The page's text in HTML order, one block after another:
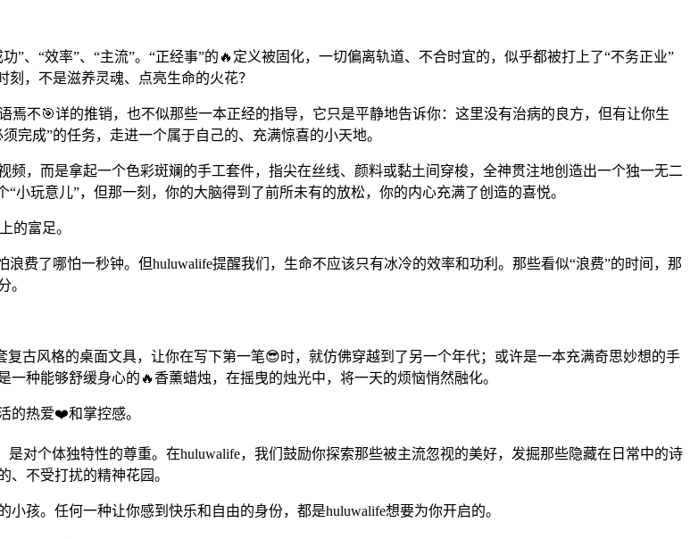
、“效率”、“主流”。“正经事”的🔥定义被固化，一切偏离轨道、不合时宜的，似乎都被打上了“不务正业”
，不是滋养灵魂、点亮生命的火花？
焉不🎯详的推销，也不似那些一本正经的指导，它只是平静地告诉你：这里没有治病的良方，但有让你生
完成”的任务，走进一个属于自己的、充满惊喜的小天地。
，而是拿起一个色彩斑斓的手工套件，指尖在丝线、颜料或黏土间穿梭，全神贯注地创造出一个独一无二
玩意儿”，但那一刻，你的大脑得到了前所未有的放松，你的内心充满了创造的喜悦。
的富足。
费了哪怕一秒钟。但huluwalife提醒我们，生命不应该只有冰冷的效率和功利。那些看似“浪费”的时间，那
。
古风格的桌面文具，让你在写下第一笔😎时，就仿佛穿越到了另一个年代；或许是一本充满奇思妙想的手
种能够舒缓身心的🔥香薰蜡烛，在摇曳的烛光中，将一天的烦恼悄然融化。
的热爱❤️和掌控感。
对个体独特性的尊重。在huluwalife，我们鼓励你探索那些被主流忽视的美好，发掘那些隐藏在日常中的诗
不受打扰的精神花园。
孩。任何一种让你感到快乐和自由的身份，都是huluwalife想要为你开启的。